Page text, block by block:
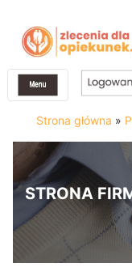
Strona główna »
STRONA